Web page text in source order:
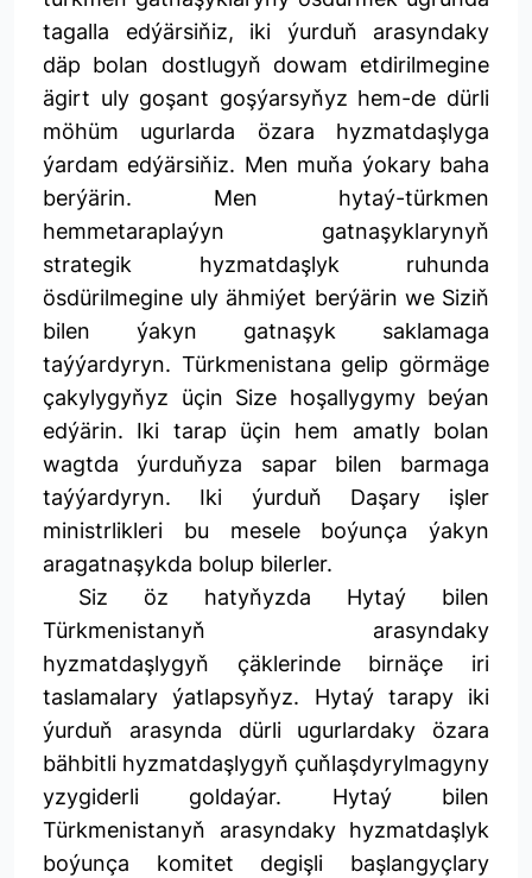
tagalla edýärsiňiz, iki ýurduň arasyndaky
däp bolan dostlugyň dowam etdirilmegine
ägirt uly goşant goşýarsyňyz hem-de dürli
möhüm ugurlarda özara hyzmatdaşlyga
ýardam edýärsiňiz. Men muňa ýokary baha
berýärin. Men hytaý-türkmen
hemmetaraplaýyn gatnaşyklarynyň
strategik hyzmatdaşlyk ruhunda
ösdürilmegine uly ähmiýet berýärin we Siziň
bilen ýakyn gatnaşyk saklamaga
taýýardyryn. Türkmenistana gelip görmäge
çakylygyňyz üçin Size hoşallygymy beýan
edýärin. Iki tarap üçin hem amatly bolan
wagtda ýurduňyza sapar bilen barmaga
taýýardyryn. Iki ýurduň Daşary işler
ministrlikleri bu mesele boýunça ýakyn
aragatnaşykda bolup bilerler.
Siz öz hatyňyzda Hytaý bilen
Türkmenistanyň arasyndaky
hyzmatdaşlygyň çäklerinde birnäçe iri
taslamalary ýatlapsyňyz. Hytaý tarapy iki
ýurduň arasynda dürli ugurlardaky özara
bähbitli hyzmatdaşlygyň çuňlaşdyrylmagyny
yzygiderli goldaýar. Hytaý bilen
Türkmenistanyň arasyndaky hyzmatdaşlyk
boýunça komitet degişli başlangyçlary